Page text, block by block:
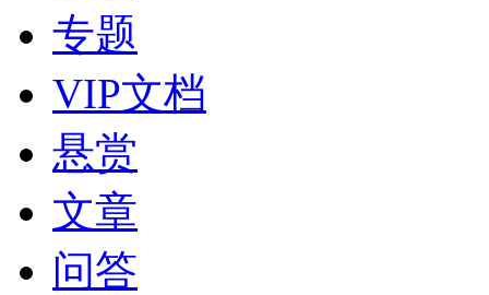
专题
VIP文档
悬赏
文章
问答